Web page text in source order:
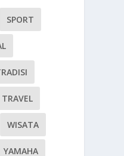
SPORT
TRAVEL
WISATA
YAMAHA